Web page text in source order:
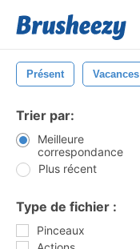
Présent Vacances
Trier par:
Meilleure
correspondance
Plus récent
Type de fichier :
Pinceaux